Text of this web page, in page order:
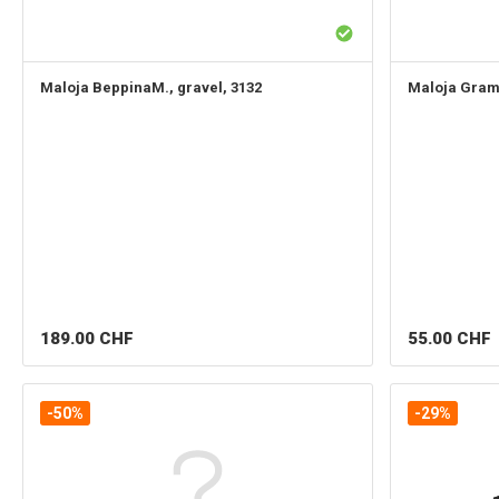
Maloja BeppinaM., gravel, 3132
189.00 CHF
Maloja
55.00 CHF
-50% -29%